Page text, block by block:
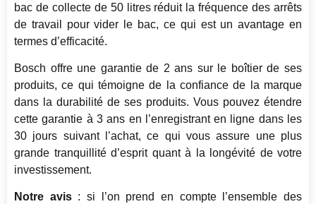
bac de collecte de 50 litres réduit la fréquence des arrêts
de travail pour vider le bac, ce qui est un avantage en
termes d’efficacité.
Bosch offre une garantie de 2 ans sur le boîtier de ses
produits, ce qui témoigne de la confiance de la marque
dans la durabilité de ses produits. Vous pouvez étendre
cette garantie à 3 ans en l’enregistrant en ligne dans les
30 jours suivant l’achat, ce qui vous assure une plus
grande tranquillité d’esprit quant à la longévité de votre
investissement.
Notre avis: si l’on prend en compte l’ensemble des